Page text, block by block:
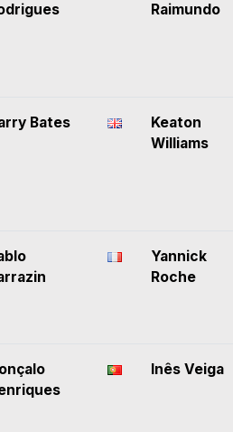
Raimundo
Bates
Keaton
Williams
Yannick
Roche
Inês Veiga